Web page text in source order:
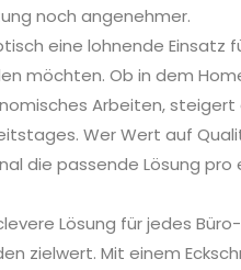
noch angenehmer.
eine lohnende Einsatz
möchten. Ob in dem
Arbeiten,
Wer Wert auf
die passende Lösung pro
Lösung für jedes
zielwert. Mit einem